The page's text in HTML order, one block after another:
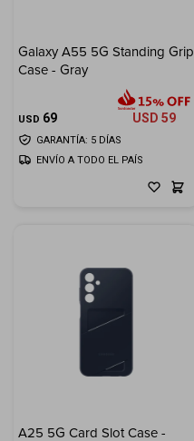
Galaxy A55 5G Standing Grip
Case - Gray
USD 69 USD 59
GARANTÍA: 5 DÍAS
ENVÍO A TODO EL PAÍS
A25 5G Card Slot Case -